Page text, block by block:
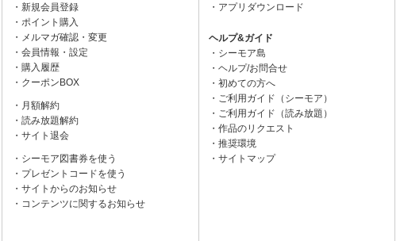
新規会員登録
ポイント購入
メルマガ確認・変更
会員情報・設定
購入履歴
クーポンBOX
月額解約
読み放題解約
サイト退会
シーモア図書券を使う
プレゼントコードを使う
サイトからのお知らせ
コンテンツに関するお知らせ
アプリダウンロード
ヘルプ&ガイド
シーモア島
ヘルプ/お問合せ
初めての方へ
ご利用ガイド（シーモア）
ご利用ガイド（読み放題）
作品のリクエスト
推奨環境
サイトマップ